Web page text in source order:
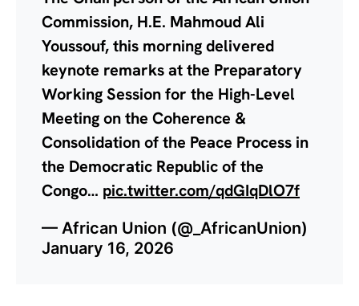
Commission, H.E. Mahmoud Ali
Youssouf, this morning delivered
keynote remarks at the Preparatory
Working Session for the High-Level
Meeting on the Coherence &
Consolidation of the Peace Process in
the Democratic Republic of the
Congo… pic.twitter.com/qdGIqDlO7f
— African Union (@_AfricanUnion)
January 16, 2026